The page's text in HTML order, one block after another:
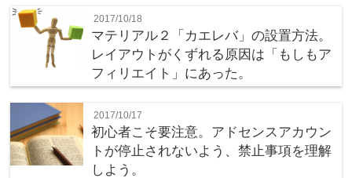
2017/10/18
マテリアル２「カエレバ」の設置方法。
レイアウトがくずれる原因は「もしもア
フィリエイト」にあった。
2017/10/17
初心者こそ要注意。アドセンスアカウン
トが停止されないよう、禁止事項を理解
しよう。